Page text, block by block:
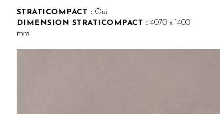
STRATICOMPACT : Oui
DIMENSION STRATICOMPACT : 4070 x 1400
mm